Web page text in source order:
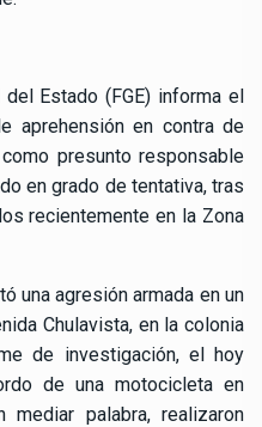
del Estado (FGE) informa el
aprehensión en contra de
como presunto responsable
en grado de tentativa, tras
recientemente en la Zona
una agresión armada en un
Chulavista, en la colonia
de investigación, el hoy
de una motocicleta en
palabra, realizaron